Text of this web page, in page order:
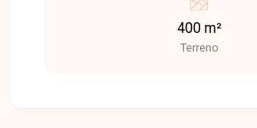
com supermercados, escolas,
hospitais, restaurantes e diversos
localização privilegiada, ideal
400 m²
Terreno